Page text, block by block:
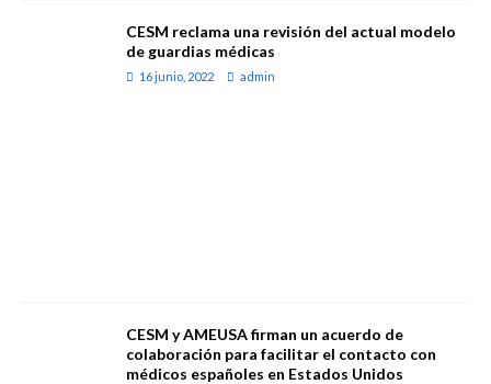
CESM reclama una revisión del actual modelo
de guardias médicas
16 junio, 2022 admin
CESM y AMEUSA firman un acuerdo de
colaboración para facilitar el contacto con
médicos españoles en Estados Unidos